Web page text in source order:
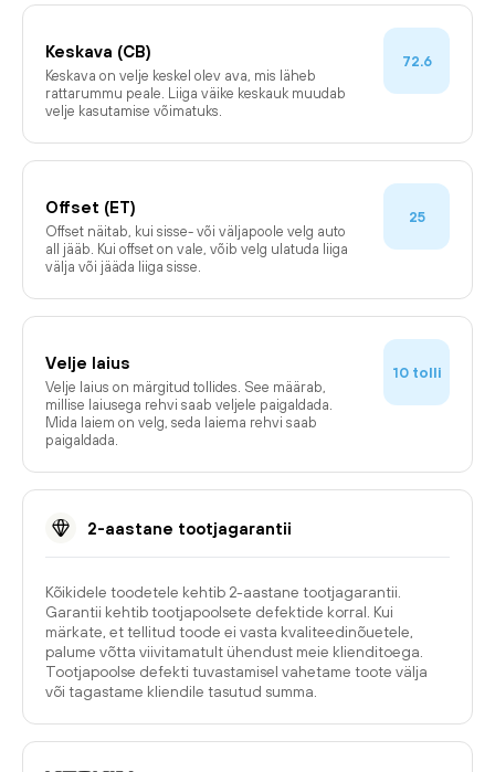
Keskava (CB)
Keskava on velje keskel olev ava, mis läheb
rattarummu peale. Liiga väike keskauk muudab
velje kasutamise võimatuks.
72.6
Offset (ET)
Offset näitab, kui sisse- või väljapoole velg auto
all jääb. Kui offset on vale, võib velg ulatuda liiga
välja või jääda liiga sisse.
25
Velje laius
Velje laius on märgitud tollides. See määrab,
millise laiusega rehvi saab veljele paigaldada.
Mida laiem on velg, seda laiema rehvi saab
paigaldada.
10 tolli
2-aastane tootjagarantii
Kõikidele toodetele kehtib 2-aastane tootjagarantii.
Garantii kehtib tootjapoolsete defektide korral. Kui
märkate, et tellitud toode ei vasta kvaliteedinõuetele,
palume võtta viivitamatult ühendust meie klienditoega.
Tootjapoolse defekti tuvastamisel vahetame toote välja
või tagastame kliendile tasutud summa.